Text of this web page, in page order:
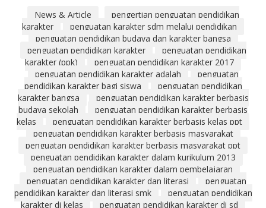
News & Article
pengertian penguatan pendidikan
karakter
penguatan karakter sdm melalui pendidikan
penguatan pendidikan budaya dan karakter bangsa
penguatan pendidikan karakter
penguatan pendidikan
karakter (ppk)
penguatan pendidikan karakter 2017
penguatan pendidikan karakter adalah
penguatan
pendidikan karakter bagi siswa
penguatan pendidikan
karakter bangsa
penguatan pendidikan karakter berbasis
budaya sekolah
penguatan pendidikan karakter berbasis
kelas
penguatan pendidikan karakter berbasis kelas ppt
penguatan pendidikan karakter berbasis masyarakat
penguatan pendidikan karakter berbasis masyarakat ppt
penguatan pendidikan karakter dalam kurikulum 2013
penguatan pendidikan karakter dalam pembelajaran
penguatan pendidikan karakter dan literasi
penguatan
pendidikan karakter dan literasi smk
penguatan pendidikan
karakter di kelas
penguatan pendidikan karakter di sd